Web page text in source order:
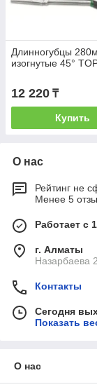
Длинногубцы
изогнутые 45°
12 220 ₸
Купить
О нас
Рейтинг не
Менее 5
Работает с
г. Алматы
Назарбаева
Контакты
Сегодня
Показать
О нас